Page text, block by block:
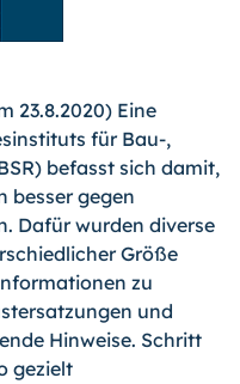
23.8.2020) Eine
für Bau-,
befasst sich damit,
besser gegen
Dafür wurden diverse
Größe
zu
und
Hinweise. Schritt
gezielt